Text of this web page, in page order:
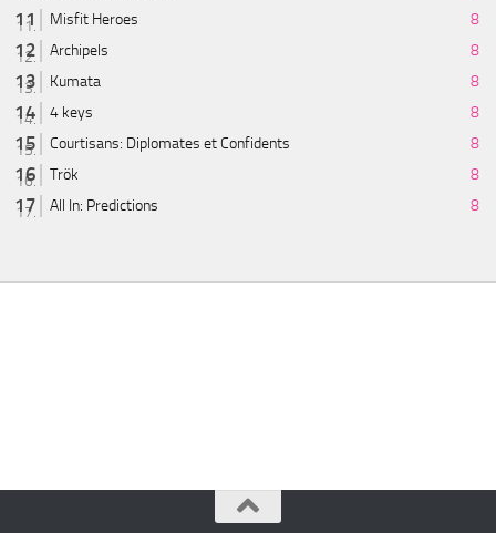
Misfit Heroes
8
Archipels
8
Kumata
8
4 keys
8
Courtisans: Diplomates et Confidents
8
Trök
8
All In: Predictions
8